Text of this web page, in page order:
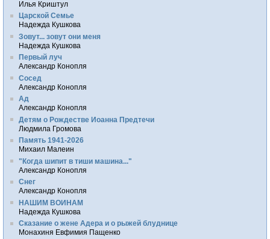
Илья Криштул
Царской Семье
Надежда Кушкова
Зовут... зовут они меня
Надежда Кушкова
Первый луч
Александр Конопля
Сосед
Александр Конопля
Ад
Александр Конопля
Детям о Рождестве Иоанна Предтечи
Людмила Громова
Память 1941-2026
Михаил Малеин
"Когда шипит в тиши машина..."
Александр Конопля
Снег
Александр Конопля
НАШИМ ВОИНАМ
Надежда Кушкова
Сказание о жене Адера и о рыжей блуднице
Монахиня Евфимия Пащенко